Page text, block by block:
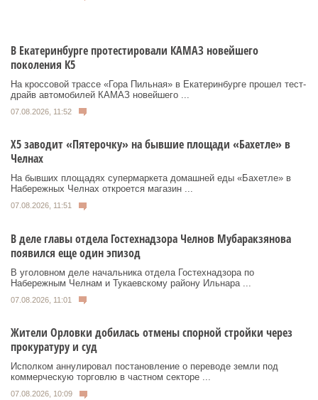
В Екатеринбурге протестировали КАМАЗ новейшего
поколения К5
На кроссовой трассе «Гора Пильная» в Екатеринбурге прошел тест-
драйв автомобилей КАМАЗ новейшего ...
07.08.2026, 11:52
Х5 заводит «Пятерочку» на бывшие площади «Бахетле» в
Челнах
На бывших площадях супермаркета домашней еды «Бахетле» в
Набережных Челнах откроется магазин ...
07.08.2026, 11:51
В деле главы отдела Гостехнадзора Челнов Мубаракзянова
появился еще один эпизод
В уголовном деле начальника отдела Гостехнадзора по
Набережным Челнам и Тукаевскому району Ильнара ...
07.08.2026, 11:01
Жители Орловки добилась отмены спорной стройки через
прокуратуру и суд
Исполком аннулировал постановление о переводе земли под
коммерческую торговлю в частном секторе ...
07.08.2026, 10:09